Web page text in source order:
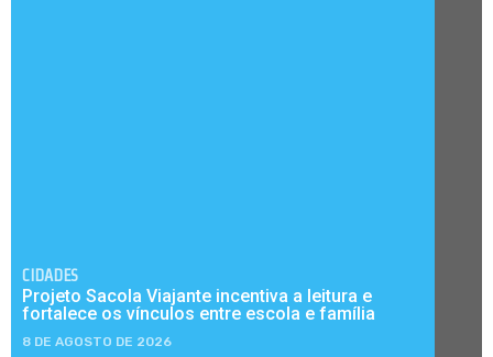
CIDADES
Projeto Sacola Viajante incentiva a leitura e
fortalece os vínculos entre escola e família
8 DE AGOSTO DE 2026